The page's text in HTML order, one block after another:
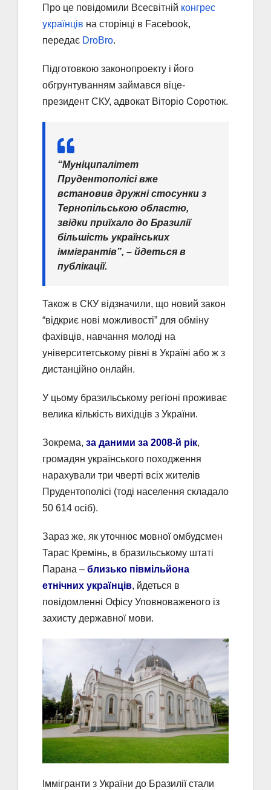
Про це повідомили Всесвітній конгрес
українців на сторінці в Facebook,
передає DroBro.
Підготовкою законопроекту і його
обгрунтуванням займався віце-
президент СКУ, адвокат Віторіо Соротюк.
“Муніципалітет
Прудентополісі вже
встановив дружні стосунки з
Тернопільською областю,
звідки приїхало до Бразилії
більшість українських
іммігрантів”, – йдеться в
публікації.
Також в СКУ відзначили, що новий закон
“відкриє нові можливості” для обміну
фахівців, навчання молоді на
університетському рівні в Україні або ж з
дистанційно онлайн.
У цьому бразильському регіоні проживає
велика кількість вихідців з України.
Зокрема, за даними за 2008-й рік,
громадян українського походження
нарахували три чверті всіх жителів
Прудентополісі (тоді населення складало
50 614 осіб).
Зараз же, як уточнює мовної омбудсмен
Тарас Кремінь, в бразильському штаті
Парана – близько півмільйона
етнічних українців, йдеться в
повідомленні Офісу Уповноваженого із
захисту державної мови.
Іммігранти з України до Бразилії стали